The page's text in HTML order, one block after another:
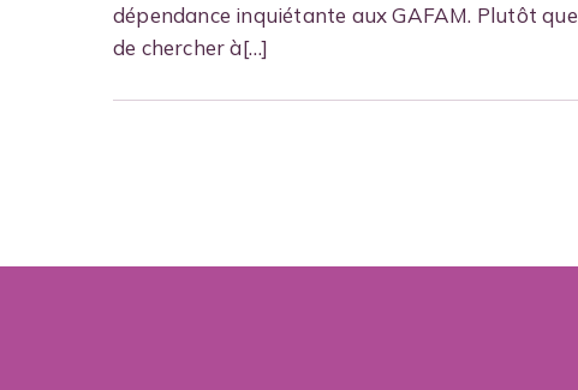
dépendance inquiétante aux GAFAM. Plutôt que
de chercher à[…]